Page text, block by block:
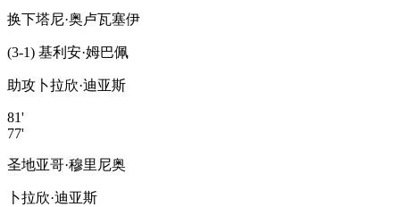
换下塔尼·奥卢瓦塞伊
(3-1) 基利安·姆巴佩
助攻 卜拉欣·迪亚斯
81'
77'
圣地亚哥·穆里尼奥
卜拉欣·迪亚斯